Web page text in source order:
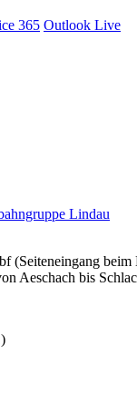
365 Outlook Live
Lindau
(Seiteneingang
Aeschach bis